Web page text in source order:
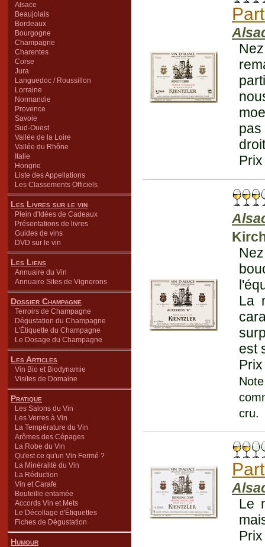
Alsace
Beaujolais
Bordeaux
Bourgogne
Champagne
Charentes
Corse
Jura
Languedoc / Roussillon
Lorraine
Normandie
Provence
Savoie
Sud-Ouest
Vallée de la Loire
Vallée du Rhône
Italie
Hongrie
Liste des Appellations
Les Classements Officiels
Les Livres sur le vin
Plein d'Idées de Cadeaux
Présentations de livres
Guides de vins
DVD sur le vin
Les Liens
Annuaire du Vin
Annuaire Sites de Vignerons
Dossier Champagne
Terroirs de Champagne
Dégustation du Champagne
L'Étiquette du Champagne
Le Dosage du Champagne
Les Articles
Vin Bio et Biodynamie
Visites de Domaine
Pratique
Les Salons du Vin
Les Verres à Vin
La Température du Vin
Arômes des Cépages
La Robe du Vin
Qu'est ce qu'un Vin Fermé ?
La Minéralité du Vin
La Réduction
Vin et Carafe
Bouteille entamée
Accords Vin et Mets
Le Décollage d'Étiquettes
Fiches de Dégustation
Humour
La
est
cru.
Le